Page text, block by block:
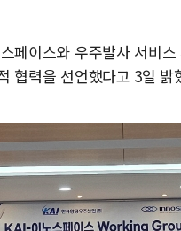
페이스와 우주발사 서비
협력을 선언했다고 3일 밝